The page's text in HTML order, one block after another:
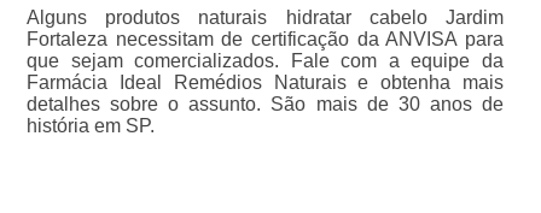
Alguns produtos naturais hidratar cabelo Jardim
Fortaleza necessitam de certificação da ANVISA para
que sejam comercializados. Fale com a equipe da
Farmácia Ideal Remédios Naturais e obtenha mais
detalhes sobre o assunto. São mais de 30 anos de
história em SP.